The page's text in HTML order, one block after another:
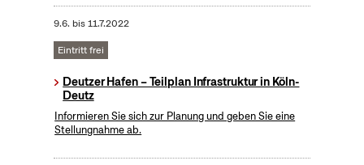
9.6. bis11.7.2022
Eintritt frei
Deutzer Hafen – Teilplan Infrastruktur in Köln-
Deutz
Informieren Sie sich zur Planung und geben Sie eine
Stellungnahme ab.